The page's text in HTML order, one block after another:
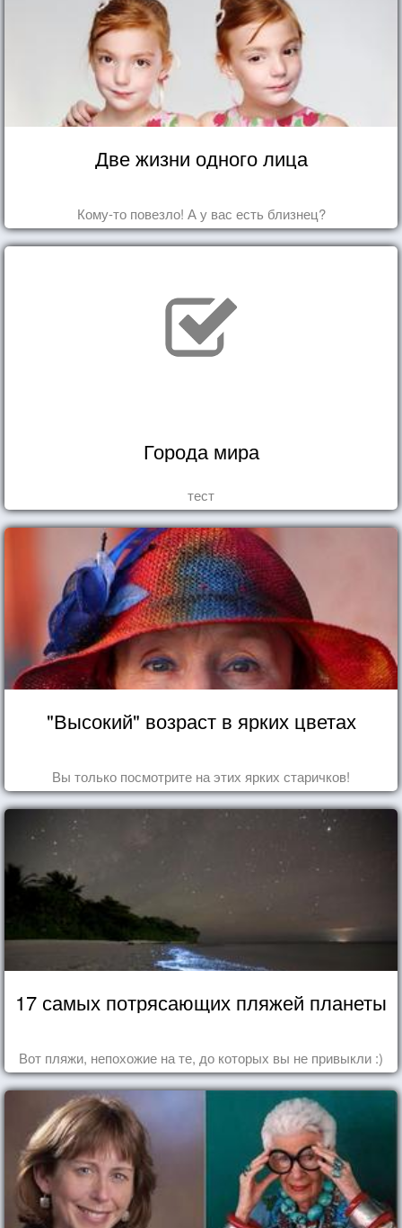
Две жизни одного лица
Кому-то повезло! А у вас есть близнец?
Города мира
тест
"Высокий" возраст в ярких цветах
Вы только посмотрите на этих ярких старичков!
17 самых потрясающих пляжей планеты
Вот пляжи, непохожие на те, до которых вы не привыкли :)